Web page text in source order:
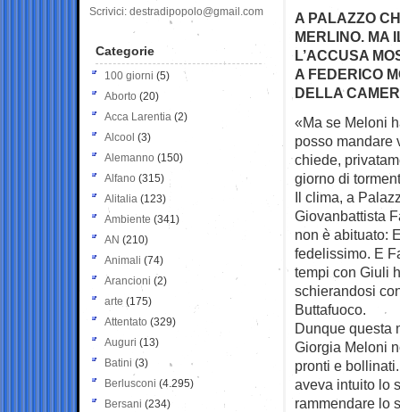
A PALAZZO
MERLINO. MA
L’ACCUSA
A FEDERICO
DELLA
«Ma se Meloni
posso mandare
chiede,
giorno di
Il clima, a
Giovanbattista
non è abituato:
fedelissimo. E
tempi con Giuli
schierandosi
Buttafuoco.
Dunque questa
Giorgia Meloni
pronti e
aveva intuito lo
rammendare lo
Scrivici: destradipopolo@gmail.com
Categorie
100 giorni (5)
Aborto (20)
Acca Larentia (2)
Alcool (3)
Alemanno (150)
Alfano (315)
Alitalia (123)
Ambiente (341)
AN (210)
Animali (74)
Arancioni (2)
arte (175)
Attentato (329)
Auguri (13)
Batini (3)
Berlusconi (4.295)
Bersani (234)